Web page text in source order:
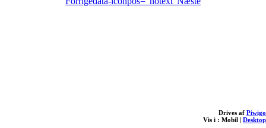
Drives af Piwigo
Vis i : Mobil | Desktop